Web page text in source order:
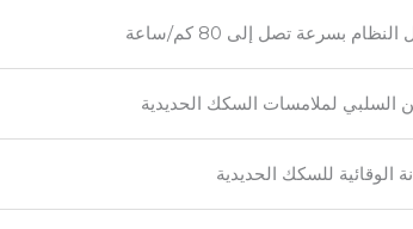
بسرعة تصل إلى 80 كم/ساعة
السلبي لملامسات السكك الحديدية
الوقائية للسكك الحديدية